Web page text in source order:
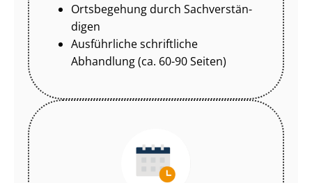
Ortsbegehung durch Sach­ver­stän­
di­gen
Ausführliche schriftliche
Abhandlung (ca. 60-90 Seiten)